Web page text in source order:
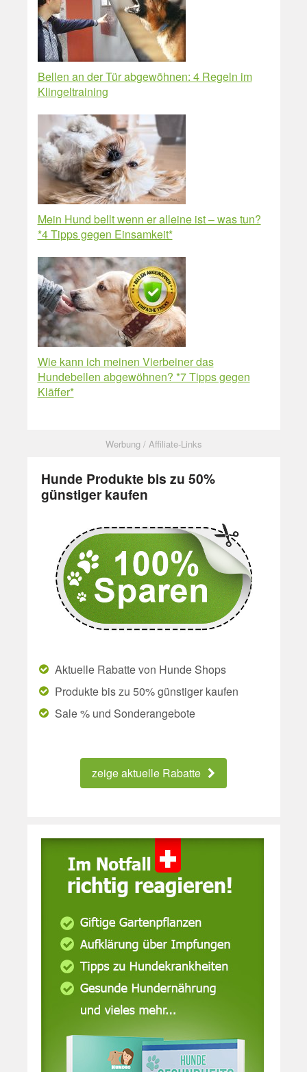
Bellen an der Tür abgewöhnen: 4 Regeln im
Klingeltraining
Mein Hund bellt wenn er alleine ist – was tun?
*4 Tipps gegen Einsamkeit*
Wie kann ich meinen Vierbeiner das
Hundebellen abgewöhnen? *7 Tipps gegen
Kläffer*
Hunde Produkte bis zu 50%
günstiger kaufen
Aktuelle Rabatte von Hunde Shops
Produkte bis zu 50% günstiger kaufen
Sale % und Sonderangebote
zeige aktuelle Rabatte